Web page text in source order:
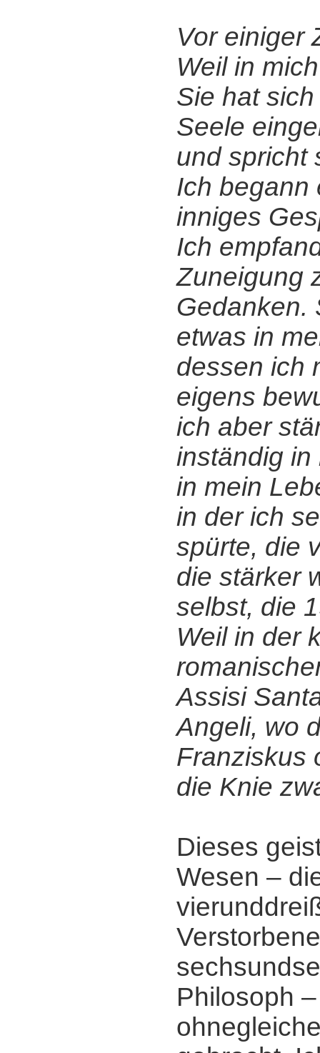
Vor einiger
Weil in
Sie hat
Seele
und spricht
Ich begann
inniges
Ich
Zuneigung
Gedanken.
etwas in
dessen ich
eigens
ich aber
inständig in
in mein
in der ich
spürte, die
die stärker
selbst, die
Weil in der
Assisi
Angeli, wo
Franziskus
die Knie
Dieses
Wesen ‒
Philosoph